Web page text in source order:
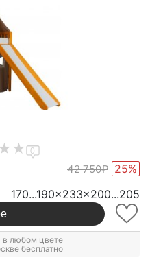
0
42 750₽ 25%
170...190x233x200...205
любом цвете
бесплатно